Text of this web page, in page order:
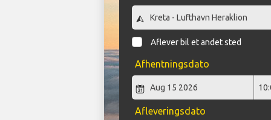
Aflever bil et andet sted
Afhentningsdato
Afleveringsdato